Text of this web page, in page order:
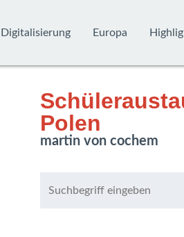
Digitalisierung Europa
Polen
martin von cochem